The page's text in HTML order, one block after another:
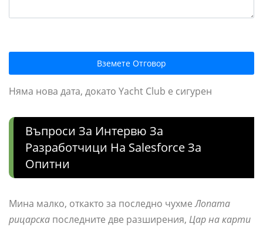
Вземете Отговор
Няма нова дата, докато Yacht Club е сигурен
Въпроси За Интервю За
Разработчици На Salesforce За
Опитни
Мина малко, откакто за последно чухмеЛопата
рицарска последните две разширения, Цар на карти